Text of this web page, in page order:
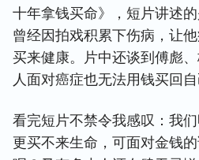
十年拿钱买命》，短片讲述
曾经因拍戏积累下伤病，让
买来健康。片中还谈到傅彪
人面对癌症也无法用钱买回自
看完短片不禁令我感叹：我
更买不来生命，可面对金钱